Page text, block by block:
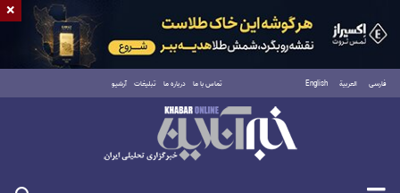
فارسی العربية English تماس با ما درباره ما تبلیغات آرشیو
جمعه ۱۶ مرداد ۱۴۰۵
×